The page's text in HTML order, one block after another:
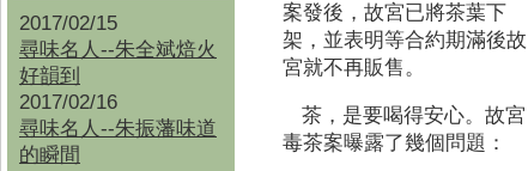
2017/02/15
尋味名人--朱全斌焙火
好韻到
2017/02/16
尋味名人--朱振藩味道
的瞬間
案發後，故宮已將茶葉下
架，並表明等合約期滿後故
宮就不再販售。
茶，是要喝得安心。故宮
毒茶案曝露了幾個問題：